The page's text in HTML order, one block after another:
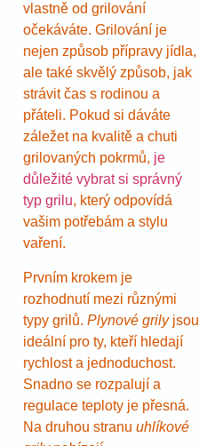
vlastně od grilování
očekáváte. Grilování je
nejen způsob přípravy jídla,
ale také skvělý způsob, jak
strávit čas s rodinou a
přáteli. Pokud si dáváte
záležet na kvalitě a chuti
grilovaných pokrmů, je
důležité vybrat si správný
typ grilu, který odpovídá
vašim potřebám a stylu
vaření.
Prvním krokem je
rozhodnutí mezi různými
typy grilů. Plynové grilyjsou
ideální pro ty, kteří hledají
rychlost a jednoduchost.
Snadno se rozpalují a
regulace teploty je přesná.
Na druhou stranu uhlíkové